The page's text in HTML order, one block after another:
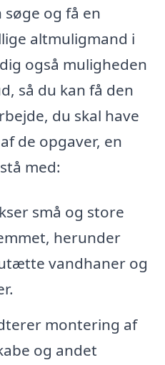
og få en
altmuligmand i
også muligheden
så du kan få den
du skal have
de opgaver, en
med:
små og store
herunder
vandhaner og
montering af
og andet